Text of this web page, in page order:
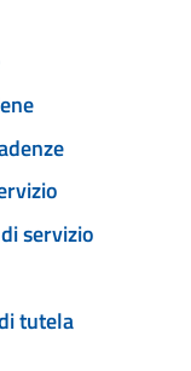
servizio
tutela